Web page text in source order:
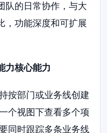
队的日常协作，与大
，功能深度和可扩展
力核心能力
持按部门或业务线创建
个视图下查看多个项
同时跟踪多条业务线